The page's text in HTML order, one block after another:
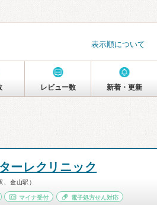
表示順について
レビュー数 新着・更新
ーレクリニック
金山駅）
マイナ受付 電子処方せん対応